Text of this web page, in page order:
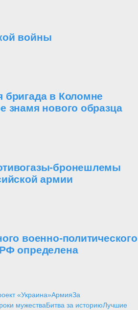
войны
бригада в Коломне
знамя нового образца
бронешлемы
армии
военно-политического
определена
«Украина»АрмияЗа
мужестваБитва за историюЛучшие